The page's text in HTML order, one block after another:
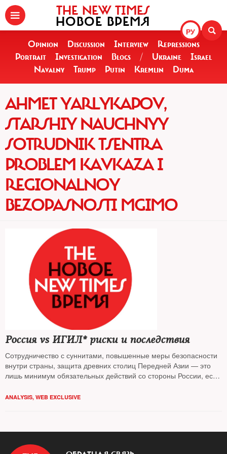
РУ
THE NEW TIMES
НОВОЕ ВРЕМЯ
Opinion Discussion Interview
Repressions
Portrait
Investigation Blogs / Ukraine
Israel
Navalny
Trump Putin Kremlin Duma
AHMET YARLYKAPOV,
STARSHIY NAUCHNYY
SOTRUDNIK TSENTRA
PROBLEM KAVKAZA I
REGIONALNOY
BEZOPASNOSTI MGIMO
Россия vs ИГИЛ* риски и последствия
Сотрудничество с суннитами, повышенные меры безопасности
внутри страны, защита древних столиц Передней Азии — это
лишь минимум обязательных действий со стороны России, если
радикалами
ANALYSIS, WEB EXCLUSIVE